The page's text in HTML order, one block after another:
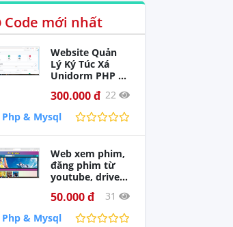
Code mới nhất
Website Quản
Lý Ký Túc Xá
Unidorm PHP +
MySQL Đồ án
loại giỏi
300.000 đ 22
Php & Mysql
Web xem phim,
đăng phim từ
youtube, driver
50.000 đ
31
Php & Mysql